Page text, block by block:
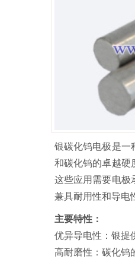
银碳化钨电极是一
和碳化钨的卓越硬
这些应用需要电极
兼具耐用性和导电
主要特性：
优异导电性：银提
高耐磨性：碳化钨